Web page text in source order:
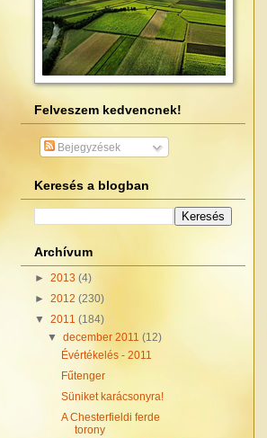
Felveszem kedvencnek!
Bejegyzések
Keresés a blogban
Archívum
► 2013 (4)
► 2012 (230)
▼ 2011 (184)
▼december 2011(12)
Évértékelés - 2011
Fűtenger
Süniket karácsonyra!
A Chesterfieldi ferde
torony